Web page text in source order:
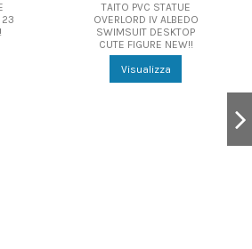
23
TAITO PVC STATUE
OVERLORD IV ALBEDO
SWIMSUIT DESKTOP
CUTE FIGURE NEW!!
Visualizza